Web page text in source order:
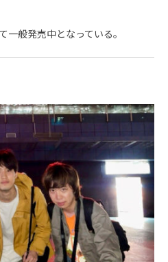
一般発売中となっている。